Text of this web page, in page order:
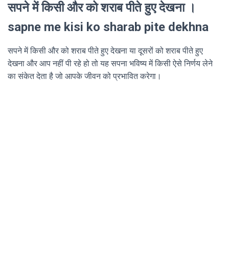
सपने में किसी और को शराब पीते हुए देखना ।
sapne me kisi ko sharab pite dekhna
सपने में किसी और को शराब पीते हुए देखना या दूसरों को शराब पीते हुए
देखना और आप नहीं पी रहे हो तो यह सपना भविष्य में किसी ऐसे निर्णय लेने
का संकेत देता है जो आपके जीवन को प्रभावित करेगा।